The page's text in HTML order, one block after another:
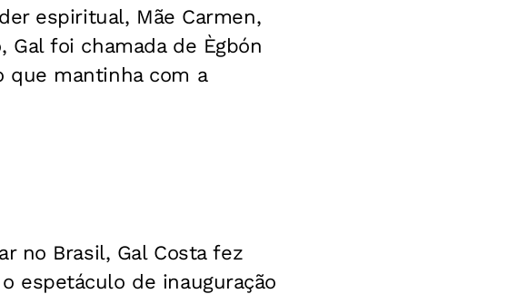
espiritual, Mãe Carmen,
foi chamada de Ègbón
que mantinha com a
no Brasil, Gal Costa fez
espetáculo de inauguração